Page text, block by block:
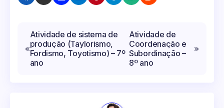
Navegação
de
Post
Atividade de sistema de
produção (Taylorismo,
Fordismo, Toyotismo) – 7º
ano
Atividade de
Coordenação e
Subordinação –
8º ano